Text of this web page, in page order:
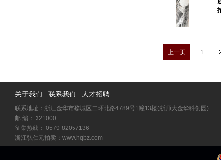
上一页 1
关于我们 联系我们 人才招聘
联系地址：浙江金华市婺城区二环北路4789号1幢13楼(浙师大金华科创园)
邮 编： 321000
征集热线： 0579-82057136
浙江弘仁元拍卖：www.hqbz.com